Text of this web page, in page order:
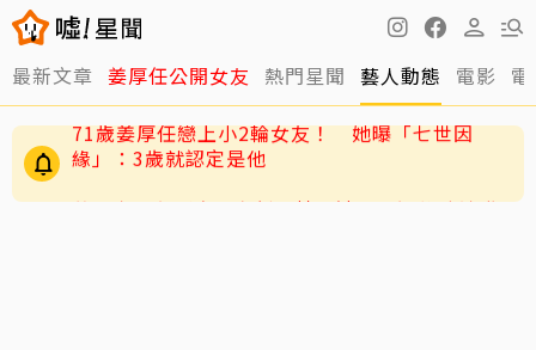
最新文章 姜厚任公開女友 熱門星聞 藝人動態 電影
黃明志二舅孤身死在新加坡！遺體一週後才被發
現 曝奉獻異鄉40年人生